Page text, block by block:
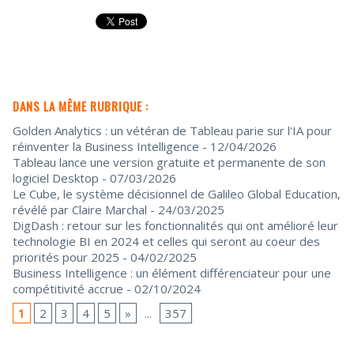
DANS LA MÊME RUBRIQUE :
Golden Analytics : un vétéran de Tableau parie sur l'IA pour
réinventer la Business Intelligence - 12/04/2026
Tableau lance une version gratuite et permanente de son
logiciel Desktop - 07/03/2026
Le Cube, le système décisionnel de Galileo Global Education,
révélé par Claire Marchal - 24/03/2025
DigDash : retour sur les fonctionnalités qui ont amélioré leur
technologie BI en 2024 et celles qui seront au coeur des
priorités pour 2025 - 04/02/2025
Business Intelligence : un élément différenciateur pour une
compétitivité accrue - 02/10/2024
1
2 3 4 5 » ... 357